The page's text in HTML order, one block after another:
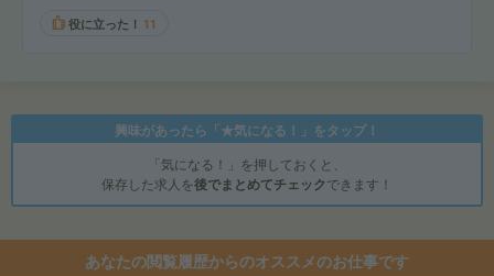
役に立った！ 11
興味があったら「★気になる！」をタップ！
「気になる！」を押しておくと、
保存した求人を後でまとめてチェックできます！
あなたの閲覧履歴からのオススメのお仕事です